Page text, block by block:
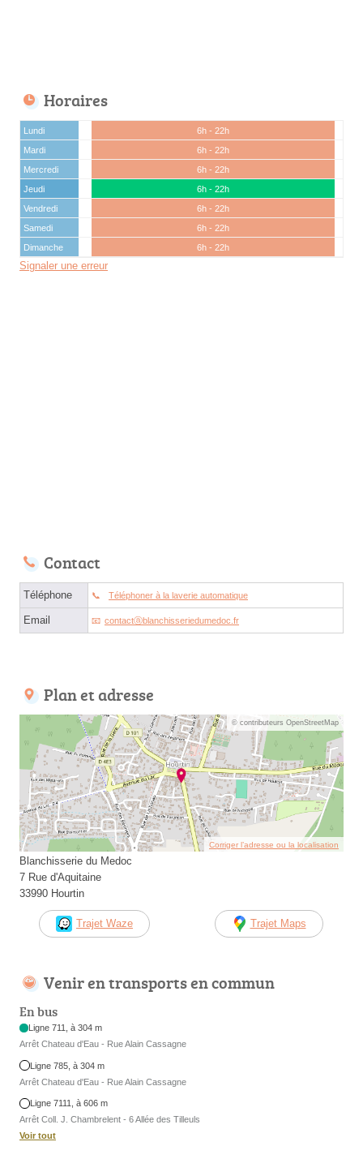
Horaires
Lundi
6h - 22h
Mardi
6h - 22h
Mercredi
6h - 22h
Jeudi
6h - 22h
Vendredi
6h - 22h
Samedi
6h - 22h
Dimanche
6h - 22h
Signaler une erreur
Contact
Téléphone Téléphoner à la laverie automatique
Email contactⓐblanchisseriedumedoc.fr
Plan et adresse
© contributeurs OpenStreetMap
Corriger l’adresse ou la localisation
Blanchisserie du Medoc
7 Rue d'Aquitaine
33990 Hourtin
Trajet Waze Trajet Maps
Venir en transports en commun
En bus
Ligne 711, à 304 m
Arrêt Chateau d'Eau - Rue Alain Cassagne
Ligne 785, à 304 m
Arrêt Chateau d'Eau - Rue Alain Cassagne
Ligne 7111, à 606 m
Arrêt Coll. J. Chambrelent - 6 Allée des Tilleuls
Voir tout